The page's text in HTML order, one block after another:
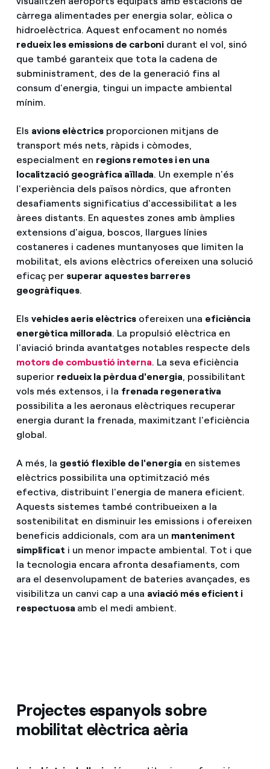
càrrega alimentades per energia solar, eòlica o
hidroelèctrica. Aquest enfocament no només
redueix les emissions de carboni durant el vol, sinó
que també garanteix que tota la cadena de
subministrament, des de la generació fins al
consum d'energia, tingui un impacte ambiental
mínim.
Els avions elèctricsproporcionen mitjans de
transport més nets, ràpids i còmodes,
especialment en regions remotes i en una
localització geogràfica aïllada. Un exemple n'és
l'experiència dels països nòrdics, que afronten
desafiaments significatius d'accessibilitat a les
àrees distants. En aquestes zones amb àmplies
extensions d'aigua, boscos, llargues línies
costaneres i cadenes muntanyoses que limiten la
mobilitat, els avions elèctrics ofereixen una solució
eficaç per superar aquestes barreres
geogràfiques.
Els vehicles aeris elèctricsofereixen una eficiència
energètica millorada. La propulsió elèctrica en
l'aviació brinda avantatges notables respecte dels
motors de combustió interna. La seva eficiència
superior redueix la pèrdua d'energia, possibilitant
vols més extensos, i la frenada regenerativa
possibilita a les aeronaus elèctriques recuperar
energia durant la frenada, maximitzant l'eficiència
global.
A més, la gestió flexible de l'energia en sistemes
elèctrics possibilita una optimització més
efectiva, distribuint l'energia de manera eficient.
Aquests sistemes també contribueixen a la
sostenibilitat en disminuir les emissions i ofereixen
beneficis addicionals, com ara un manteniment
simplificat i un menor impacte ambiental. Tot i que
la tecnologia encara afronta desafiaments, com
ara el desenvolupament de bateries avançades, es
visibilitza un canvi cap a una aviació més eficient i
respectuosa amb el medi ambient.
Projectes espanyols sobre
mobilitat elèctrica aèria